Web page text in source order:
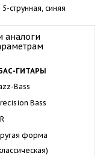
5-струнная, синяя
аналоги
ГИТАРЫ
Bass
Bass
форма